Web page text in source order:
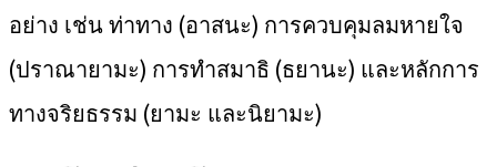
อย่าง เช่น ท่าทาง (อาสนะ) การควบคุมลมหายใจ
(ปราณายามะ) การทำสมาธิ (ธยานะ) และหลักการ
ทางจริยธรรม (ยามะ และนิยามะ)